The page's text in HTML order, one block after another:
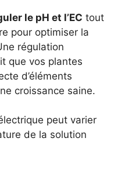
le pH et l’EC tout
pour optimiser la
régulation
que vos plantes
d’éléments
croissance saine.
peut varier
de la solution